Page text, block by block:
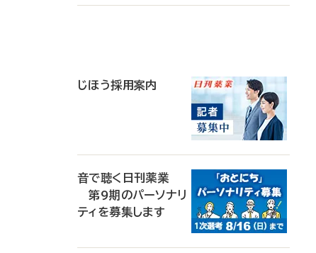
じほう採用案内
音で聴く日刊薬業
第9期のパーソナリ
ティを募集します